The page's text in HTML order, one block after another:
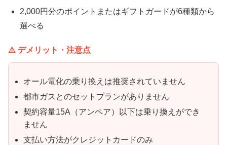
2,000円分のポイントまたはギフトガードが6種類から
選べる
⚠️ デメリット・注意点
オール電化の乗り換えは推奨されていません
都市ガスとのセットプランがありません
契約容量15A（アンペア）以下は乗り換えができ
ません
支払い方法がクレジットカードのみ